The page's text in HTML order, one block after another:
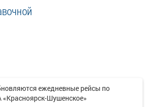
ежедневные рейсы по
Шушенское»